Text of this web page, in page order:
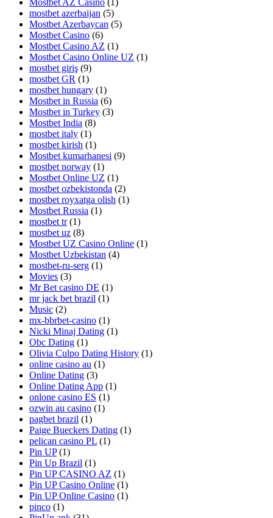
mostbet azerbaijan (5)
Mostbet Azerbaycan (5)
Mostbet Casino (6)
Mostbet Casino AZ (1)
Mostbet Casino Online UZ (1)
mostbet giriş (9)
mostbet GR (1)
mostbet hungary (1)
Mostbet in Russia (6)
Mostbet in Turkey (3)
Mostbet India (8)
mostbet italy (1)
mostbet kirish (1)
Mostbet kumarhanesi (9)
mostbet norway (1)
Mostbet Online UZ (1)
mostbet ozbekistonda (2)
mostbet royxatga olish (1)
Mostbet Russia (1)
mostbet tr (1)
mostbet uz (8)
Mostbet UZ Casino Online (1)
Mostbet Uzbekistan (4)
mostbet-ru-serg (1)
Movies (3)
Mr Bet casino DE (1)
mr jack bet brazil (1)
Music (2)
mx-bbrbet-casino (1)
Nicki Minaj Dating (1)
Obc Dating (1)
Olivia Culpo Dating History (1)
online casino au (1)
Online Dating (3)
Online Dating App (1)
onlone casino ES (1)
ozwin au casino (1)
pagbet brazil (1)
Paige Bueckers Dating (1)
pelican casino PL (1)
Pin UP (1)
Pin Up Brazil (1)
Pin UP CASINO AZ (1)
Pin UP Casino Online (1)
Pin UP Online Casino (1)
pinco (1)